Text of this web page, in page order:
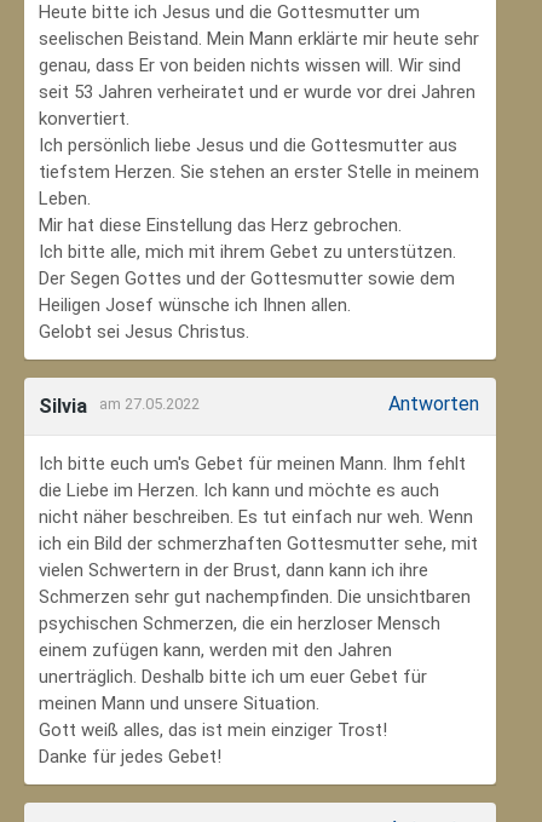
Heute bitte ich Jesus und die Gottesmutter um
seelischen Beistand. Mein Mann erklärte mir heute sehr
genau, dass Er von beiden nichts wissen will. Wir sind
seit 53 Jahren verheiratet und er wurde vor drei Jahren
konvertiert.
Ich persönlich liebe Jesus und die Gottesmutter aus
tiefstem Herzen. Sie stehen an erster Stelle in meinem
Leben.
Mir hat diese Einstellung das Herz gebrochen.
Ich bitte alle, mich mit ihrem Gebet zu unterstützen.
Der Segen Gottes und der Gottesmutter sowie dem
Heiligen Josef wünsche ich Ihnen allen.
Gelobt sei Jesus Christus.
Silvia am 27.05.2022 Antworten
Ich bitte euch um's Gebet für meinen Mann. Ihm fehlt
die Liebe im Herzen. Ich kann und möchte es auch
nicht näher beschreiben. Es tut einfach nur weh. Wenn
ich ein Bild der schmerzhaften Gottesmutter sehe, mit
vielen Schwertern in der Brust, dann kann ich ihre
Schmerzen sehr gut nachempfinden. Die unsichtbaren
psychischen Schmerzen, die ein herzloser Mensch
einem zufügen kann, werden mit den Jahren
unerträglich. Deshalb bitte ich um euer Gebet für
meinen Mann und unsere Situation.
Gott weiß alles, das ist mein einziger Trost!
Danke für jedes Gebet!